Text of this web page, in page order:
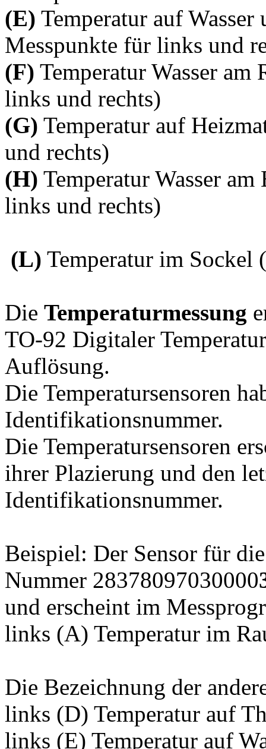
(E) Temperatur auf
Messpunkte für links und
(F) Temperatur Wasser
links und rechts)
(G) Temperatur auf
und rechts)
(H) Temperatur Wasser
links und rechts)
(L) Temperatur im Sockel
Die Temperaturmessung
TO-92 Digitaler
Auflösung.
Die Temperatursensoren
Identifikationsnummer.
Die Temperatursensoren
ihrer Plazierung und den
Identifikationsnummer.
Beispiel: Der Sensor für
Nummer 28378097030000
und erscheint im
links (A) Temperatur im
Die Bezeichnung der
links (D) Temperatur auf
links (E) Temperatur auf